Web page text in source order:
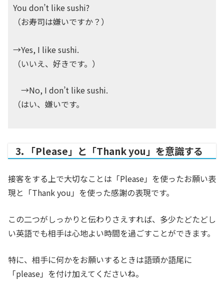
You don’t like sushi?
（お寿司は嫌いですか？）
→Yes, I like sushi.
（いいえ、好きです。）
→No, I don’t like sushi.
（はい、嫌いです。
3. 「Please」と「Thank you」を意識する
接客をする上で大切なことは「Please」を使ったお願い表
現と「Thank you」を使った感謝の表現です。
この二つがしっかりと伝わりさえすれば、多少たどたどし
い英語でも相手は心地よい時間を過ごすことができます。
特に、相手に何かをお願いするときは語頭か語尾に
「please」を付け加えてくださいね。